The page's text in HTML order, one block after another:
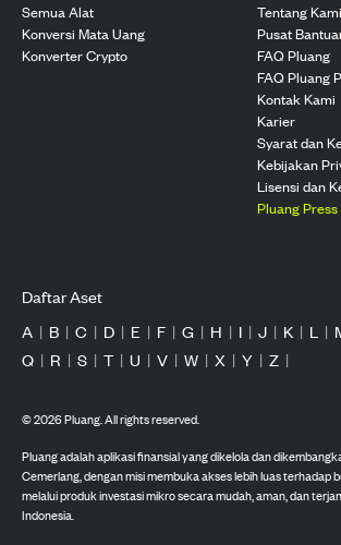
Semua Alat
Konversi Mata Uang
Konverter Crypto
Tentang Kami
Pusat
FAQ Pluang
FAQ Pluang
Kontak Kami
Karier
Syarat dan
Kebijakan
Lisensi dan
Pluang
Daftar Aset
A | B | C | D | E | F | G | H | I | J | K | L |
Q | R | S | T | U | V | W | X | Y | Z |
©2026Pluang. All rights reserved.
Pluang adalah aplikasi finansial yang dikelola dan
Cemerlang, dengan misi membuka akses lebih luas terhadap
melalui produk investasi mikro secara mudah, aman, dan
Indonesia.